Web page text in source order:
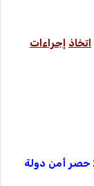
اتخاذ إجراءات
حصر أمن دولة